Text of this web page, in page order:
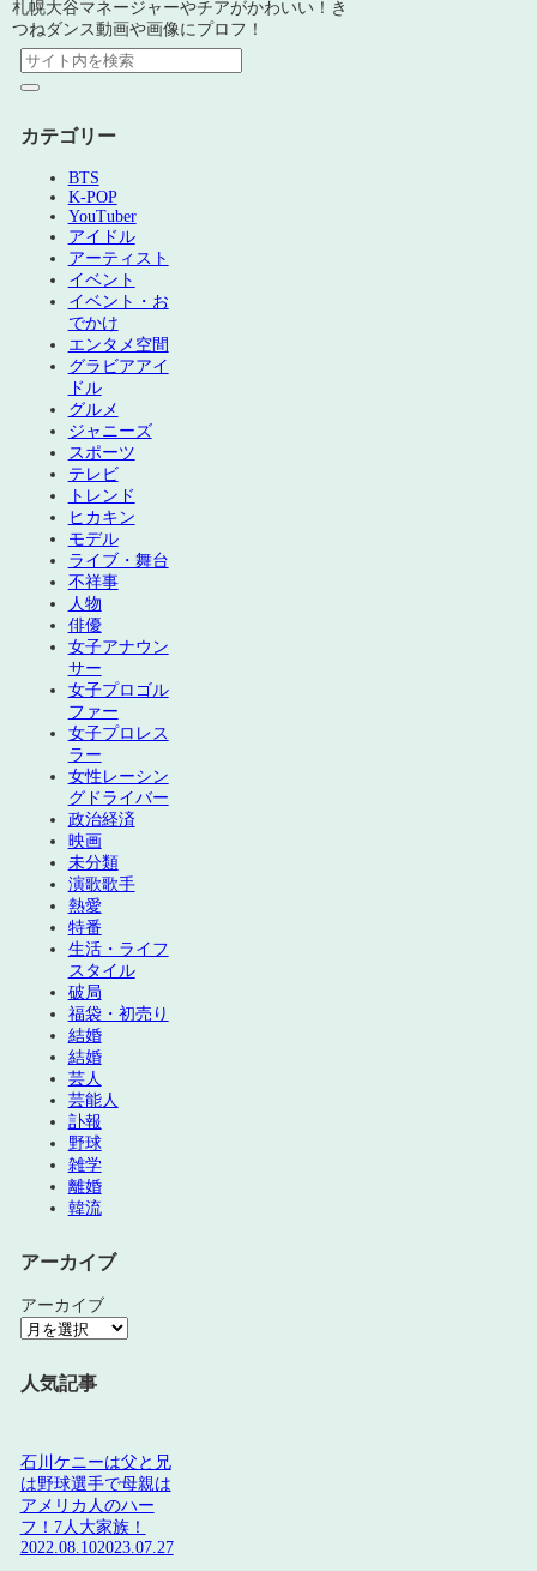
札幌大谷マネージャーやチアがかわいい！き
つねダンス動画や画像にプロフ！
カテゴリー
BTS
K-POP
YouTuber
アイドル
アーティスト
イベント
イベント・お
でかけ
エンタメ空間
グラビアアイ
ドル
グルメ
ジャニーズ
スポーツ
テレビ
トレンド
ヒカキン
モデル
ライブ・舞台
不祥事
人物
俳優
女子アナウン
サー
女子プロゴル
ファー
女子プロレス
ラー
女性レーシン
グドライバー
政治経済
映画
未分類
演歌歌手
熱愛
特番
生活・ライフ
スタイル
破局
福袋・初売り
結婚
結婚
芸人
芸能人
訃報
野球
雑学
離婚
韓流
アーカイブ
アーカイブ
人気記事
石川ケニーは父と兄
は野球選手で母親は
アメリカ人のハー
フ！7人大家族！
2022.08.102023.07.27